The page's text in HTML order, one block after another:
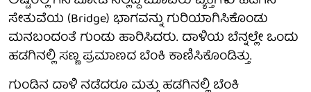
ಸೇತುವೆಯ (Bridge) ಭಾಗವನ್ನು ಗುರಿಯಾಗಿಸಿಕೊಂಡು
ಮನಬಂದಂತೆ ಗುಂಡು ಹಾರಿಸಿದರು. ದಾಳಿಯ ಬೆನ್ನಲ್ಲೇ ಒಂದು
ಹಡಗಿನಲ್ಲಿ ಸಣ್ಣ ಪ್ರಮಾಣದ ಬೆಂಕಿ ಕಾಣಿಸಿಕೊಂಡಿತ್ತು.
ಗುಂಡಿನ ದಾಳಿ ನಡೆದರೂ ಮತ್ತು ಹಡಗಿನಲ್ಲಿ ಬೆಂಕಿ